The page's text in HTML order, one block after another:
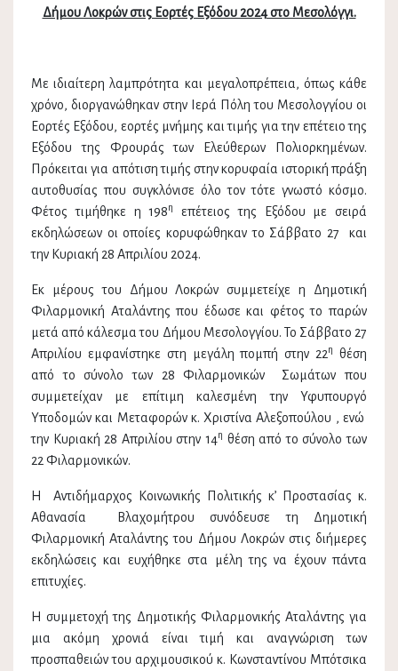
Δήμου Λοκρών στις Εορτές Εξόδου 2024 στο Μεσολόγγι.
Με ιδιαίτερη λαμπρότητα και μεγαλοπρέπεια, όπως κάθε
χρόνο, διοργανώθηκαν στην Ιερά Πόλη του Μεσολογγίου οι
Εορτές Εξόδου, εορτές μνήμης και τιμής για την επέτειο της
Εξόδου της Φρουράς των Ελεύθερων Πολιορκημένων.
Πρόκειται για απότιση τιμής στην κορυφαία ιστορική πράξη
αυτοθυσίας που συγκλόνισε όλο τον τότε γνωστό κόσμο.
Φέτος τιμήθηκε η 198η
επέτειος της Εξόδου με σειρά
εκδηλώσεων οι οποίες κορυφώθηκαν το Σάββατο 27 και
την Κυριακή 28 Απριλίου 2024.
Εκ μέρους του Δήμου Λοκρών συμμετείχε η Δημοτική
Φιλαρμονική Αταλάντης που έδωσε και φέτος το παρών
μετά από κάλεσμα του Δήμου Μεσολογγίου. Το Σάββατο 27
Απριλίου εμφανίστηκε στη μεγάλη πομπή στην 22η
θέση
από το σύνολο των 28 Φιλαρμονικών Σωμάτων που
συμμετείχαν με επίτιμη καλεσμένη την Υφυπουργό
Υποδομών και Μεταφορών κ. Χριστίνα Αλεξοπούλου , ενώ
την Κυριακή 28 Απριλίου στην 14η θέση από το σύνολο των
22 Φιλαρμονικών.
Η Αντιδήμαρχος Κοινωνικής Πολιτικής κ’ Προστασίας κ.
Αθανασία Βλαχομήτρου συνόδευσε τη Δημοτική
Φιλαρμονική Αταλάντης του Δήμου Λοκρών στις διήμερες
εκδηλώσεις και ευχήθηκε στα μέλη της να έχουν πάντα
επιτυχίες.
Η συμμετοχή της Δημοτικής Φιλαρμονικής Αταλάντης για
μια ακόμη χρονιά είναι τιμή και αναγνώριση των
προσπαθειών του αρχιμουσικού κ. Κωνσταντίνου Μπότσικα